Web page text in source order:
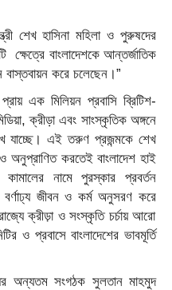
শেখ হাসিনা মহিলা ও পুরুষদের
ক্ষেত্রে বাংলাদেশকে আন্তর্জাতিক
বাস্তবায়ন করে চলেছেন ।”
এক মিলিয়ন প্রবাসিব্রিটিশ-
,ক্রীড়া এবং সাংস্কৃতিকঅঙ্গনে
যাচ্ছে। এইতরুণ প্রজন্মকে শেখ
ও অনুপ্রাণিত করতেইবাংলাদেশ হাই
নামে পুরস্কার প্রবর্তন
জীবন ও কর্মঅনুসরণ করে
ক্রীড়াওসংস্কৃতি চর্চায় আরো
ও প্রবাসে বাংলাদেশের ভাবমূর্তি
অন্যতম সংগঠক সুলতান মাহমুদ